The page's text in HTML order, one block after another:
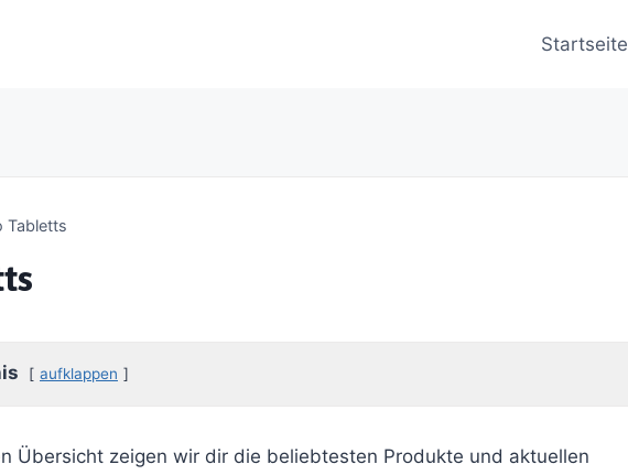
Startseite
Tabletts
aufklappen
Übersicht zeigen wir dir die beliebtesten Produkte und aktuellen